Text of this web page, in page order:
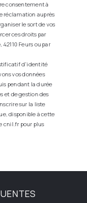
consentement à
réclamation auprès
le sort de vos
ces droits par
Feurs ou par
d'identité
vos données
pendant la durée
et de gestion des
sur la liste
disponible à cette
cnil.fr pour plus